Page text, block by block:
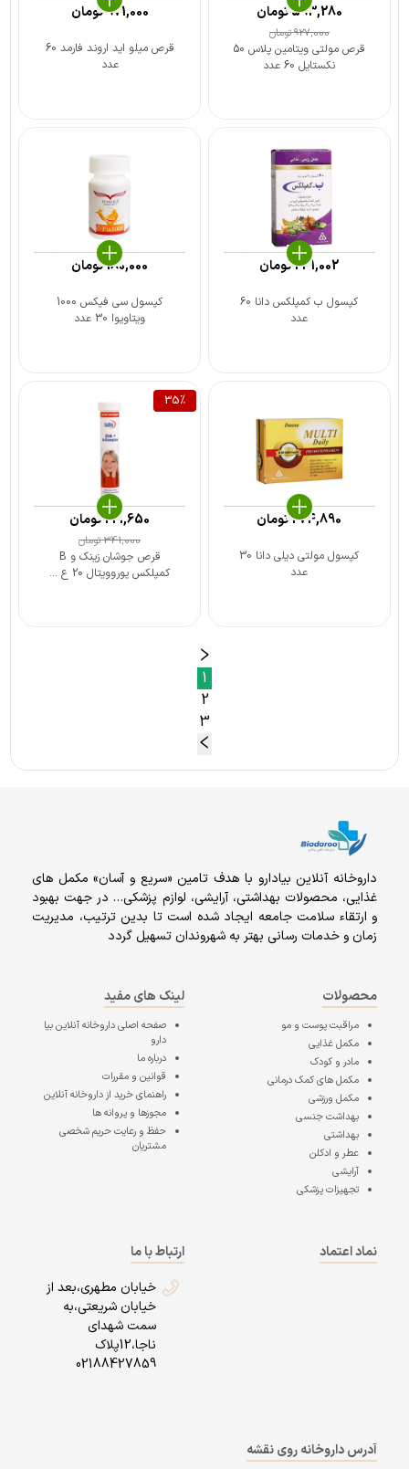
قرص مولتی ویتامین پلاس 50
نکستایل 60 عدد
927,000تومان
593,280تومان
قرص میلو اید اروند فارمد 60
عدد
971,000تومان
کپسول ب کمپلکس دانا 60
عدد
241,002تومان
کپسول سی فیکس 1000
ویتاویوا 30 عدد
180,000تومان
کپسول مولتی دیلی دانا 30
عدد
274,890تومان
35%
قرص جوشان زینک و B
کمپلکس یوروویتال 20 ع ...
341,000تومان
221,650تومان
1
2
3
داروخانه آنلاين بيادارو با هدف تامين «سریع و آسان» مكمل هاى
غذايى، محصولات بهداشتى، آرايشى، لوازم پزشکی… در جهت بهبود
و ارتقاء سلامت جامعه ایجاد شده است تا بدین ترتیب، مدیریت
زمان و خدمات رسانی بهتر به شهروندان تسهیل گردد
محصولات
مراقبت پوست و مو
مکمل غذایی
مادر و کودک
مکمل های کمک درمانی
مکمل ورزشی
بهداشت جنسی
بهداشتی
عطر و ادکلن
آرایشی
تجهیزات پزشکی
لینک های مفید
صفحه اصلیداروخانه آنلاین بیا
دارو
درباره ما
قوانین و مقررات
راهنمای خرید از داروخانه آنلاین
مجوزها و پروانه ها
حفظ و رعایت حریم شخصی
مشتریان
نماد اعتماد
ارتباط با ما
خیابان مطهری،بعد از
خیابان شریعتی،به
سمت شهدای
ناجا،12پلاک
02188427859
آدرس داروخانه روی نقشه